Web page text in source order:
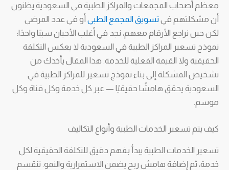
معظم أصحاب المجمعات والمراكز الطبية في السعودية يظنون
أن مشكلتهم فيتسويق المجمع الطبي أو في عدد المرضى
لكن حين نراجع الأرقام معهم، نجد في أغلب الأحيان سببًا واحدًا:
نموذج تسعير المراكز الطبية في السعودية لا يعكس التكلفة
الحقيقية ولا القيمة الفعلية للخدمة. هذا المقال يأخذك من
تشخيص المشكلة إلى بناء نموذج تسعير للمراكز الطبية في
السعودية يحقق هامشًا حقيقيًا — عبر كل خدمة وكل قناة وكل
موسم.
كيف يتم تسعير الخدمات الطبية وأنواع التكاليف
تسعير الخدمات الطبية يبدأ بفهم دقيق للتكلفة الحقيقية لكل
خدمة، ثم إضافة هامش ربح يضمن الاستمرارية والنمو. تنقسم